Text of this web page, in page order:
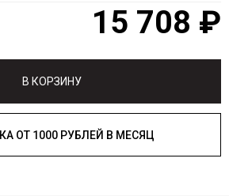
15 708 ₽
В КОРЗИНУ
РАССРОЧКА ОТ 1000 РУБЛЕЙ В МЕСЯЦ